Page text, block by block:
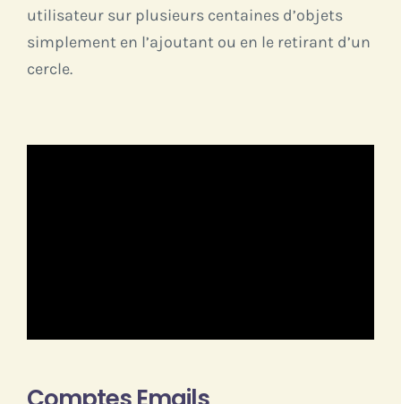
utilisateur sur plusieurs centaines d’objets
simplement en l’ajoutant ou en le retirant d’un
cercle.